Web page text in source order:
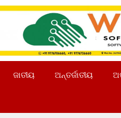
ଜାତୀୟ ଅନ୍ତର୍ଜାତୀୟ